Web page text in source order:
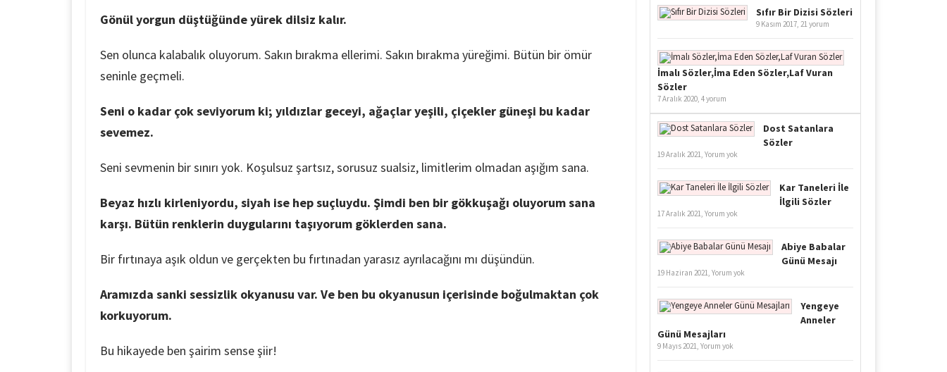
Gönül yorgun düştüğünde yürek dilsiz kalır.
Sen olunca kalabalık oluyorum. Sakın bırakma ellerimi. Sakın bırakma yüreğimi. Bütün bir ömür
seninle geçmeli.
Seni o kadar çok seviyorum ki; yıldızlar geceyi, ağaçlar yeşili, çiçekler güneşi bu kadar
sevemez.
Seni sevmenin bir sınırı yok. Koşulsuz şartsız, sorusuz sualsiz, limitlerim olmadan aşığım sana.
Beyaz hızlı kirleniyordu, siyah ise hep suçluydu. Şimdi ben bir gökkuşağı oluyorum sana
karşı. Bütün renklerin duygularını taşıyorum göklerden sana.
Bir fırtınaya aşık oldun ve gerçekten bu fırtınadan yarasız ayrılacağını mı düşündün.
Aramızda sanki sessizlik okyanusu var. Ve ben bu okyanusun içerisinde boğulmaktan çok
korkuyorum.
Bu hikayede ben şairim sense şiir!
Sıfır Bir Dizisi Sözleri
9 Kasım 2017, 21 yorum
İmalı Sözler,İma Eden Sözler,Laf Vuran
Sözler
7 Aralık 2020, 4 yorum
Dost Satanlara
Sözler
19 Aralık 2021, Yorum yok
Kar Taneleri İle
İlgili Sözler
17 Aralık 2021, Yorum yok
Abiye Babalar
Günü Mesajı
19 Haziran 2021, Yorum yok
Yengeye
Anneler
Günü Mesajları
9 Mayıs 2021, Yorum yok